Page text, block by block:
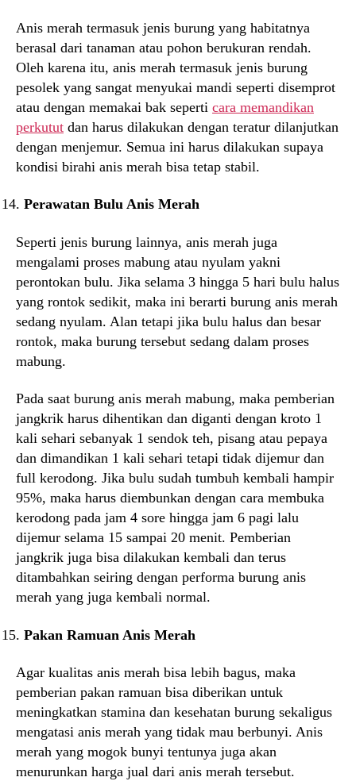
Anis merah termasuk jenis burung yang habitatnya
berasal dari tanaman atau pohon berukuran rendah.
Oleh karena itu, anis merah termasuk jenis burung
pesolek yang sangat menyukai mandi seperti disemprot
atau dengan memakai bak seperti cara memandikan
perkutut dan harus dilakukan dengan teratur dilanjutkan
dengan menjemur. Semua ini harus dilakukan supaya
kondisi birahi anis merah bisa tetap stabil.
Perawatan Bulu Anis Merah
Seperti jenis burung lainnya, anis merah juga
mengalami proses mabung atau nyulam yakni
perontokan bulu. Jika selama 3 hingga 5 hari bulu halus
yang rontok sedikit, maka ini berarti burung anis merah
sedang nyulam. Alan tetapi jika bulu halus dan besar
rontok, maka burung tersebut sedang dalam proses
mabung.
Pada saat burung anis merah mabung, maka pemberian
jangkrik harus dihentikan dan diganti dengan kroto 1
kali sehari sebanyak 1 sendok teh, pisang atau pepaya
dan dimandikan 1 kali sehari tetapi tidak dijemur dan
full kerodong. Jika bulu sudah tumbuh kembali hampir
95%, maka harus diembunkan dengan cara membuka
kerodong pada jam 4 sore hingga jam 6 pagi lalu
dijemur selama 15 sampai 20 menit. Pemberian
jangkrik juga bisa dilakukan kembali dan terus
ditambahkan seiring dengan performa burung anis
merah yang juga kembali normal.
Pakan Ramuan Anis Merah
Agar kualitas anis merah bisa lebih bagus, maka
pemberian pakan ramuan bisa diberikan untuk
meningkatkan stamina dan kesehatan burung sekaligus
mengatasi anis merah yang tidak mau berbunyi. Anis
merah yang mogok bunyi tentunya juga akan
menurunkan harga jual dari anis merah tersebut.